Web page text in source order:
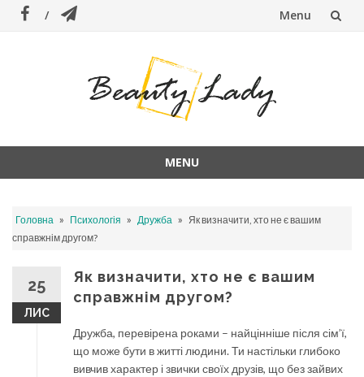
Menu
MENU
content
Головна » Психологія » Дружба » Як визначити, хто не є вашим
справжнім другом?
25
ЛИС
Як визначити, хто не є вашим
справжнім другом?
Дружба, перевірена роками – найцінніше після сім’ї,
що може бути в житті людини. Ти настільки глибоко
вивчив характер і звички своїх друзів, що без зайвих